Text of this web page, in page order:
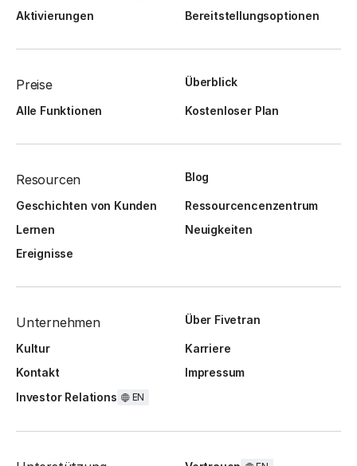
Aktivierungen
Bereitstellungsoptionen
Preise Überblick
Alle Funktionen Kostenloser Plan
Resourcen Blog
Geschichten von Kunden
Ressourcencenzentrum
Lernen
Neuigkeiten
Ereignisse
Unternehmen Über Fivetran
Kultur
Karriere
Kontakt
Impressum
Investor Relations
EN